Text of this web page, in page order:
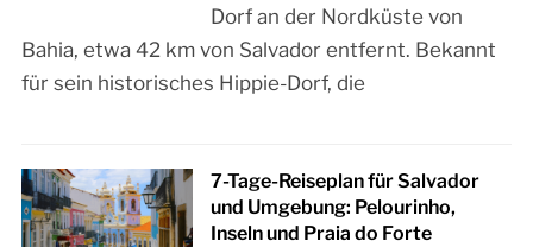
Dorf an der Nordküste von
Bahia, etwa 42 km von Salvador entfernt. Bekannt
für sein historisches Hippie-Dorf, die
7-Tage-Reiseplan für Salvador
und Umgebung: Pelourinho,
Inseln und Praia do Forte